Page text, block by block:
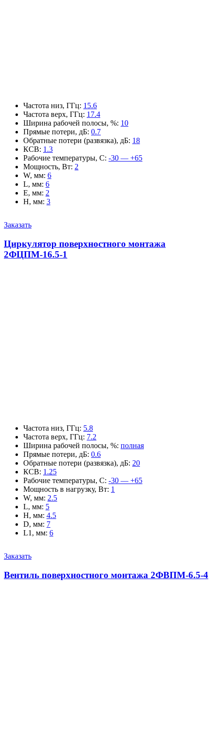
Частота низ, ГГц: 15.6
Частота верх, ГГц: 17.4
Ширина рабочей полосы, %: 10
Прямые потери, дБ: 0.7
Обратные потери (развязка), дБ: 18
КСВ: 1.3
Рабочие температуры, С: -30 — +65
Мощность, Вт: 2
W, мм: 6
L, мм: 6
E, мм: 2
H, мм: 3
Заказать
Циркулятор поверхностного монтажа
2ФЦПМ-16.5-1
Частота низ, ГГц: 5.8
Частота верх, ГГц: 7.2
Ширина рабочей полосы, %: полная
Прямые потери, дБ: 0.6
Обратные потери (развязка), дБ: 20
КСВ: 1.25
Рабочие температуры, С: -30 — +65
Мощность в нагрузку, Вт: 1
W, мм: 2.5
L, мм: 5
H, мм: 4.5
D, мм: 7
L1, мм: 6
Заказать
Вентиль поверхностного монтажа 2ФВПМ-6.5-4